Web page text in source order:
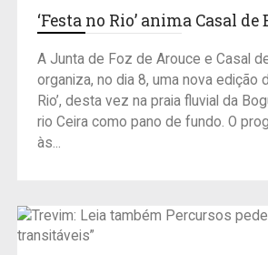
‘Festa no Rio’ anima Casal de
A Junta de Foz de Arouce e Casal
organiza, no dia 8, uma nova edição
Rio’, desta vez na praia fluvial da
rio Ceira como pano de fundo. O
às...